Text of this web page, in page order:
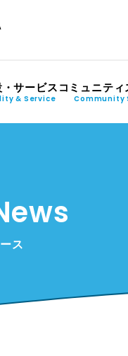
サービス
& Service
コミュニティ
Community
ス